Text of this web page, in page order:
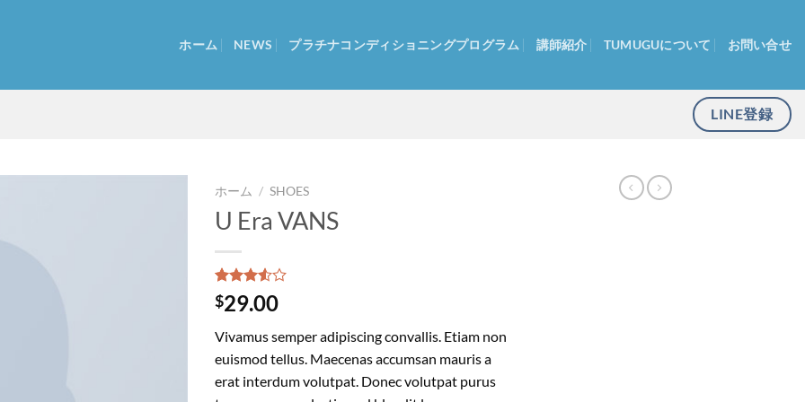
ホーム NEWS プラチナコンディショニングプログラム 講師紹介 TUMUGUについて お問い合せ
LINE登録
ホーム / SHOES
U Era VANS
2
件の利
用者評
づく5段
階評価
のう
ち、
3.50
$29.00
Vivamus semper adipiscing convallis. Etiam non
euismod tellus. Maecenas accumsan mauris a
erat interdum volutpat. Donec volutpat purus